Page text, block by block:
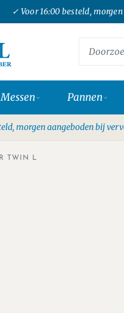
✓ Voor 16:00 besteld,
Messen Pannen
morgen aangeboden bij
TWIN L